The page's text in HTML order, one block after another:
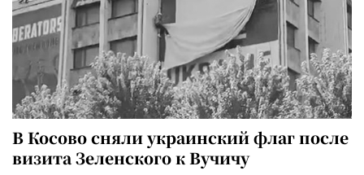
В Косово сняли украинский флаг после
визита Зеленского к Вучичу